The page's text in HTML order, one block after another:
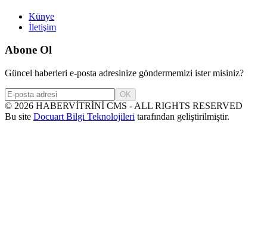
Künye
İletişim
Abone Ol
Güncel haberleri e-posta adresinize göndermemizi ister misiniz?
OK
© 2026 HABERVİTRİNİ CMS - ALL RIGHTS RESERVED
Bu site Docuart Bilgi Teknolojileri tarafından geliştirilmiştir.